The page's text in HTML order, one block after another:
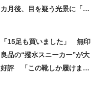
カ月後、目を疑う光景に「ヤ
「15足も買いました」 無印
良品の“撥水スニーカー”が大
好評 「この靴しか履けませ